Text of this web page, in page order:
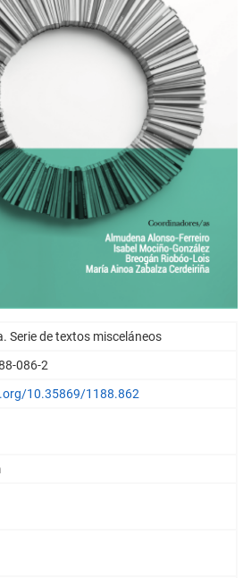
Serie de textos misceláneos
086-2
10.35869/1188.862